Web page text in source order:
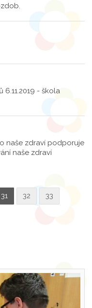
- škola
naše zdraví podporuje
naše zdraví
31 32 33